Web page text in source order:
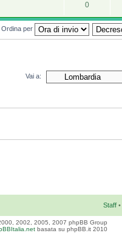
0
Ordina per
Vai a:
Staff •
2002, 2005, 2007 phpBB Group
basata su phpBB.it 2010